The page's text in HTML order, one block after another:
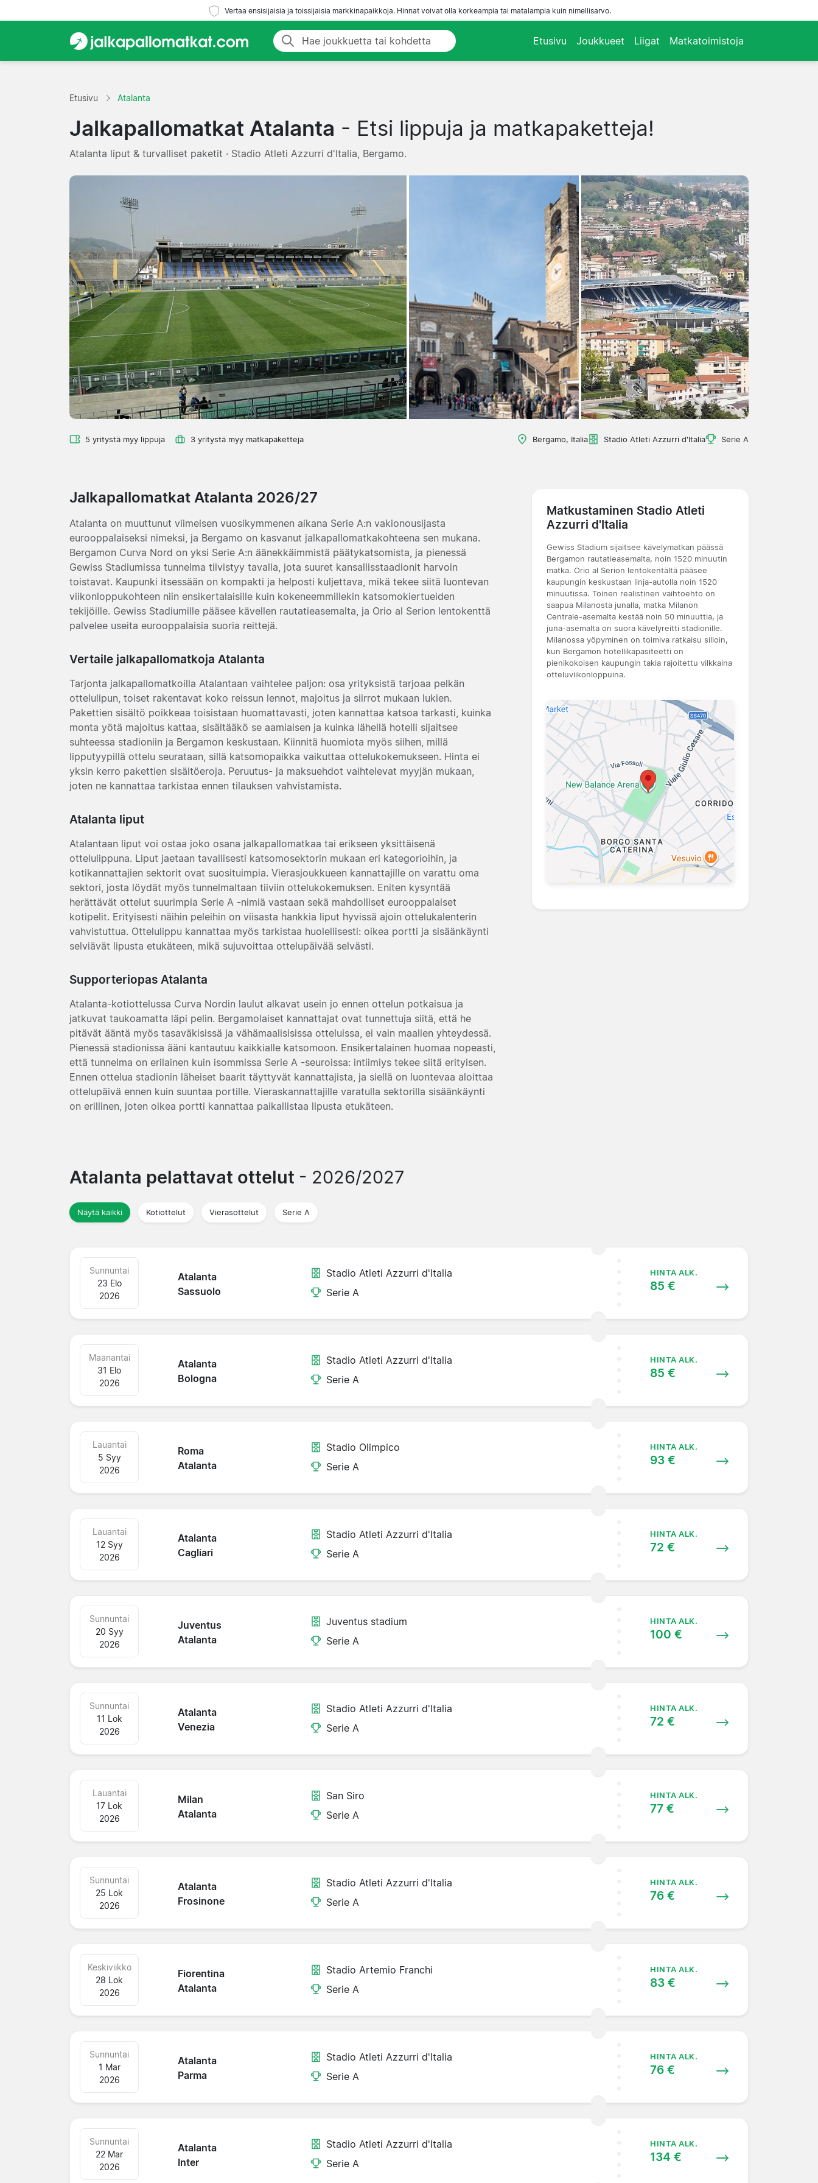
Vertaa ensisijaisia ja toissijaisia markkinapaikkoja. Hinnat voivat olla korkeampia tai matalampia kuin nimellisarvo.
Etusivu Joukkueet Liigat Matkatoimistoja
Etusivu Atalanta
Jalkapallomatkat Atalanta - Etsi lippuja ja matkapaketteja!
Atalanta liput & turvalliset paketit · Stadio Atleti Azzurri d'Italia, Bergamo.
5 yritystä myy lippuja 3 yritystä myy matkapaketteja Bergamo, Italia Stadio Atleti Azzurri d'Italia Serie A
Jalkapallomatkat Atalanta 2026/27
Atalanta on muuttunut viimeisen vuosikymmenen aikana Serie A:n vakionousijasta
eurooppalaiseksi nimeksi, ja Bergamo on kasvanut jalkapallomatkakohteena sen mukana.
Bergamon Curva Nord on yksi Serie A:n äänekkäimmistä päätykatsomista, ja pienessä
Gewiss Stadiumissa tunnelma tiivistyy tavalla, jota suuret kansallisstaadionit harvoin
toistavat. Kaupunki itsessään on kompakti ja helposti kuljettava, mikä tekee siitä luontevan
viikonloppukohteen niin ensikertalaisille kuin kokeneemmillekin katsomokiertueiden
tekijöille. Gewiss Stadiumille pääsee kävellen rautatieasemalta, ja Orio al Serion lentokenttä
palvelee useita eurooppalaisia suoria reittejä.
Vertaile jalkapallomatkoja Atalanta
Tarjonta jalkapallomatkoilla Atalantaan vaihtelee paljon: osa yrityksistä tarjoaa pelkän
ottelulipun, toiset rakentavat koko reissun lennot, majoitus ja siirrot mukaan lukien.
Pakettien sisältö poikkeaa toisistaan huomattavasti, joten kannattaa katsoa tarkasti, kuinka
monta yötä majoitus kattaa, sisältääkö se aamiaisen ja kuinka lähellä hotelli sijaitsee
suhteessa stadioniin ja Bergamon keskustaan. Kiinnitä huomiota myös siihen, millä
lipputyypillä ottelu seurataan, sillä katsomopaikka vaikuttaa ottelukokemukseen. Hinta ei
yksin kerro pakettien sisältöeroja. Peruutus- ja maksuehdot vaihtelevat myyjän mukaan,
joten ne kannattaa tarkistaa ennen tilauksen vahvistamista.
Atalanta liput
Atalantaan liput voi ostaa joko osana jalkapallomatkaa tai erikseen yksittäisenä
ottelulippuna. Liput jaetaan tavallisesti katsomosektorin mukaan eri kategorioihin, ja
kotikannattajien sektorit ovat suosituimpia. Vierasjoukkueen kannattajille on varattu oma
sektori, josta löydät myös tunnelmaltaan tiiviin ottelukokemuksen. Eniten kysyntää
herättävät ottelut suurimpia Serie A -nimiä vastaan sekä mahdolliset eurooppalaiset
kotipelit. Erityisesti näihin peleihin on viisasta hankkia liput hyvissä ajoin ottelukalenterin
vahvistuttua. Ottelulippu kannattaa myös tarkistaa huolellisesti: oikea portti ja sisäänkäynti
selviävät lipusta etukäteen, mikä sujuvoittaa ottelupäivää selvästi.
Supporteriopas Atalanta
Atalanta-kotiottelussa Curva Nordin laulut alkavat usein jo ennen ottelun potkaisua ja
jatkuvat taukoamatta läpi pelin. Bergamolaiset kannattajat ovat tunnettuja siitä, että he
pitävät ääntä myös tasaväkisissä ja vähämaalisisissa otteluissa, ei vain maalien yhteydessä.
Pienessä stadionissa ääni kantautuu kaikkialle katsomoon. Ensikertalainen huomaa nopeasti,
että tunnelma on erilainen kuin isommissa Serie A -seuroissa: intiimiys tekee siitä erityisen.
Ennen ottelua stadionin läheiset baarit täyttyvät kannattajista, ja siellä on luontevaa aloittaa
ottelupäivä ennen kuin suuntaa portille. Vieraskannattajille varatulla sektorilla sisäänkäynti
on erillinen, joten oikea portti kannattaa paikallistaa lipusta etukäteen.
Matkustaminen Stadio Atleti
Azzurri d'Italia
Gewiss Stadium sijaitsee kävelymatkan päässä
Bergamon rautatieasemalta, noin 1520 minuutin
matka. Orio al Serion lentokentältä pääsee
kaupungin keskustaan linja-autolla noin 1520
minuutissa. Toinen realistinen vaihtoehto on
saapua Milanosta junalla, matka Milanon
Centrale-asemalta kestää noin 50 minuuttia, ja
juna-asemalta on suora kävelyreitti stadionille.
Milanossa yöpyminen on toimiva ratkaisu silloin,
kun Bergamon hotellikapasiteetti on
pienikokoisen kaupungin takia rajoitettu vilkkaina
otteluviikonloppuina.
Atalanta pelattavat ottelut - 2026/2027
Näytä kaikki Kotiottelut Vierasottelut Serie A
Atalanta
Sassuolo
Sunnuntai
23 Elo
2026
Stadio Atleti Azzurri d'Italia
Serie A
HINTA ALK.
85 €
Atalanta
Bologna
Maanantai
31 Elo
2026
Stadio Atleti Azzurri d'Italia
Serie A
HINTA ALK.
85 €
Roma
Atalanta
Lauantai
5 Syy
2026
Stadio Olimpico
Serie A
HINTA ALK.
93 €
Atalanta
Cagliari
Lauantai
12 Syy
2026
Stadio Atleti Azzurri d'Italia
Serie A
HINTA ALK.
72 €
Juventus
Atalanta
Sunnuntai
20 Syy
2026
Juventus stadium
Serie A
HINTA ALK.
100 €
Atalanta
Venezia
Sunnuntai
11 Lok
2026
Stadio Atleti Azzurri d'Italia
Serie A
HINTA ALK.
72 €
Milan
Atalanta
Lauantai
17 Lok
2026
San Siro
Serie A
HINTA ALK.
77 €
Atalanta
Frosinone
Sunnuntai
25 Lok
2026
Stadio Atleti Azzurri d'Italia
Serie A
HINTA ALK.
76 €
Fiorentina
Atalanta
Keskiviikko
28 Lok
2026
Stadio Artemio Franchi
Serie A
HINTA ALK.
83 €
Atalanta
Parma
Sunnuntai
1 Mar
2026
Stadio Atleti Azzurri d'Italia
Serie A
HINTA ALK.
76 €
Atalanta
Inter
Sunnuntai
22 Mar
2026
Stadio Atleti Azzurri d'Italia
Serie A
HINTA ALK.
134 €